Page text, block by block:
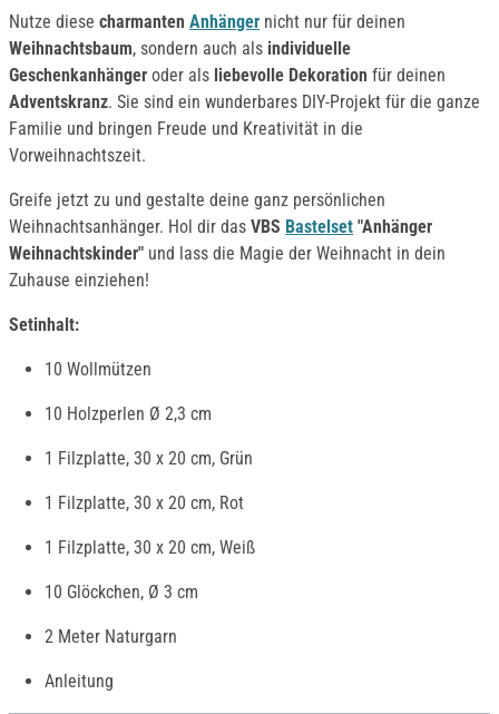
Nutze diese charmanten Anhänger nicht nur für deinen
Weihnachtsbaum, sondern auch als individuelle
Geschenkanhänger oder als liebevolle Dekoration für deinen
Adventskranz. Sie sind ein wunderbares DIY-Projekt für die ganze
Familie und bringen Freude und Kreativität in die
Vorweihnachtszeit.
Greife jetzt zu und gestalte deine ganz persönlichen
Weihnachtsanhänger. Hol dir das VBS Bastelset "Anhänger
Weihnachtskinder" und lass die Magie der Weihnacht in dein
Zuhause einziehen!
Setinhalt:
10 Wollmützen
10 Holzperlen Ø 2,3 cm
1 Filzplatte, 30 x 20 cm, Grün
1 Filzplatte, 30 x 20 cm, Rot
1 Filzplatte, 30 x 20 cm, Weiß
10 Glöckchen, Ø 3 cm
2 Meter Naturgarn
Anleitung